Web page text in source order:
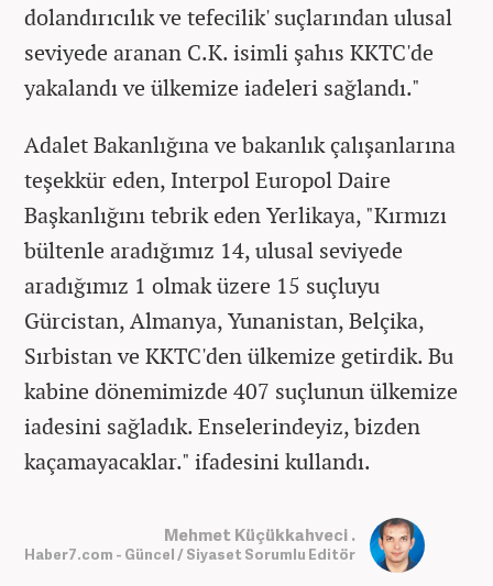
dolandırıcılık ve tefecilik' suçlarından ulusal
seviyede aranan C.K. isimli şahıs KKTC'de
yakalandı ve ülkemize iadeleri sağlandı."
Adalet Bakanlığına ve bakanlık çalışanlarına
teşekkür eden, Interpol Europol Daire
Başkanlığını tebrik eden Yerlikaya, "Kırmızı
bültenle aradığımız 14, ulusal seviyede
aradığımız 1 olmak üzere 15 suçluyu
Gürcistan, Almanya, Yunanistan, Belçika,
Sırbistan ve KKTC'den ülkemize getirdik. Bu
kabine dönemimizde 407 suçlunun ülkemize
iadesini sağladık. Enselerindeyiz, bizden
kaçamayacaklar." ifadesini kullandı.
Mehmet Küçükkahveci .
Haber7.com - Güncel / Siyaset Sorumlu Editör